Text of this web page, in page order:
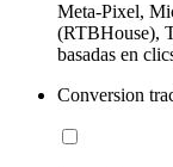
Meta-Pixel,
(RTBHouse),
basadas en
Conversion